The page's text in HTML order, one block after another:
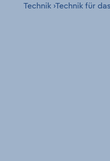
Technik ›Technik für